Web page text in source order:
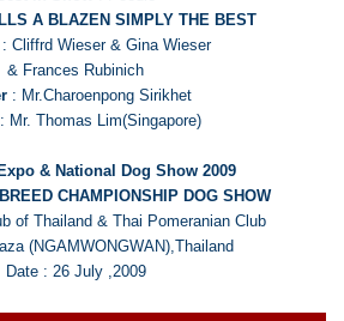
A BLAZEN SIMPLY THE BEST
: Cliffrd Wieser & Gina Wieser
& Frances Rubinich
: Mr.Charoenpong Sirikhet
: Mr. Thomas Lim(Singapore)
& National Dog Show 2009
CHAMPIONSHIP DOG SHOW
of Thailand & Thai Pomeranian Club
(NGAMWONGWAN),Thailand
Date : 26 July ,2009